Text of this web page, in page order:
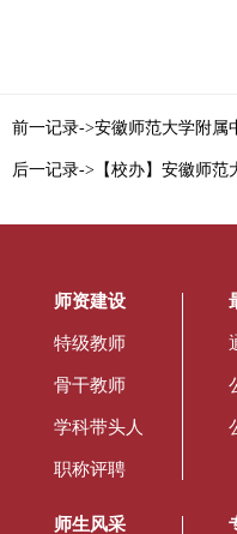
前一记录->安徽师范大学附属
师资建设
特级教师
骨干教师
学科带头人
职称评聘
师生风采